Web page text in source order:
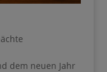
dem neuen Jahr